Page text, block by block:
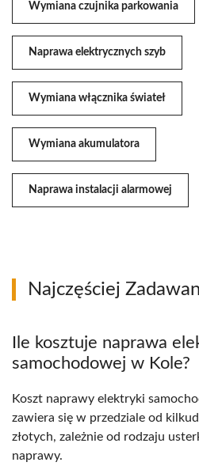
Wymiana czujnika parkowania
Naprawa elektrycznych szyb
Wymiana włącznika świateł
Wymiana akumulatora
Naprawa instalacji alarmowej
Najczęściej
Ile kosztuje naprawa
samochodowej w Kole?
Koszt naprawy elektryki
zawiera się w przedziale od
złotych, zależnie od rodzaju
naprawy.